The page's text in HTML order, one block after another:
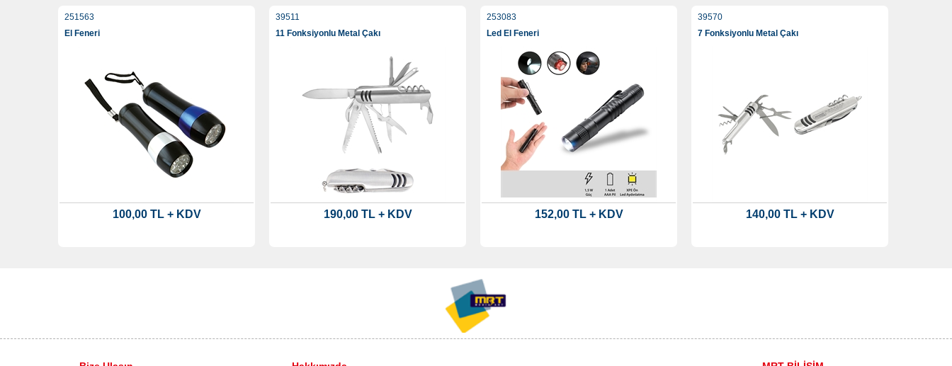
251563
El Feneri
100,00 TL + KDV
39511
11 Fonksiyonlu Metal Çakı
190,00 TL + KDV
253083
Led El Feneri
152,00 TL + KDV
39570
7 Fonksiyonlu Metal Çakı
140,00 TL + KDV